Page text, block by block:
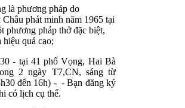
là phương pháp do
phát minh năm 1965 tại
pháp thở đặc biệt,
hiệu quả cao;
- tại 41 phố Vọng, Hai Bà
2 ngày T7,CN, sáng từ
đến 16h) - - Bạn đăng ký
có lịch cụ thể.